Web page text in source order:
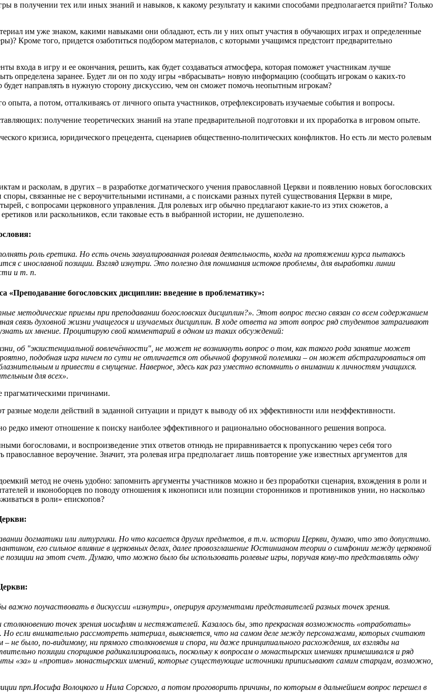
в получении тех или иных знаний и навыков, к какому результату и какими способами предполагается прийти? Только
им уже знаком, какими навыками они обладают, есть ли у них опыт участия в обучающих играх и определенные
Кроме того, придется озаботиться подбором материалов, с которыми учащимся предстоит предварительно
входа в игру и ее окончания, решить, как будет создаваться атмосфера, которая поможет участникам лучше
определена заранее. Будет ли он по ходу игры «вбрасывать» новую информацию (сообщать игрокам о каких-то
направлять в нужную сторону дискуссию, чем он сможет помочь неопытным игрокам?
а потом, отталкиваясь от личного опыта участников, отрефлексировать изучаемые события и вопросы.
получение теоретических знаний на этапе предварительной подготовки и их проработка в игровом опыте.
кризиса, юридического прецедента, сценариев общественно-политических конфликтов. Но есть ли место ролевым
и расколам, в других – в разработке догматического учения православной Церкви и появлению новых богословских
связанные не с вероучительными истинами, а с поисками разных путей существования Церкви в мире,
с вопросами церковного управления. Для ролевых игр обычно предлагают какие-то из этих сюжетов, а
или раскольников, если таковые есть в выбранной истории, не душеполезно.
роль еретика. Но есть очень завуалированная ролевая деятельность, когда на протяжении курса пытаюсь
с инославной позиции. Взгляд изнутри. Это полезно для понимания истоков проблемы, для выработки линии
и т. п.
«Преподавание богословских дисциплин: введение в проблематику»:
методические приемы при преподавании богословских дисциплин?». Этот вопрос тесно связан со всем содержанием
связь духовной жизни учащегося и изучаемых дисциплин. В ходе ответа на этот вопрос ряд студентов затрагивают
их мнение. Процитирую свой комментарий в одном из таких обсуждений:
об "экзистенциальной вовлечённости", не может не возникнуть вопрос о том, как такого рода занятие может
подобная игра ничем по сути не отличается от обычной форумной полемики – он может абстрагироваться от
и привести в смущение. Наверное, здесь как раз уместно вспомнить о внимании к личностям учащихся.
для всех».
прагматическими причинами.
разные модели действий в заданной ситуации и придут к выводу об их эффективности или неэффективности.
имеют отношение к поиску наиболее эффективного и рационально обоснованного решения вопроса.
богословами, и воспроизведение этих ответов отнюдь не приравнивается к пропусканию через себя того
вероучение. Значит, эта ролевая игра предполагает лишь повторение уже известных аргументов для
метод не очень удобно: запомнить аргументы участников можно и без проработки сценария, вхождения в роли и
и иконоборцев по поводу отношения к иконописи или позиции сторонников и противников унии, но насколько
в роли» епископов?
догматики или литургики. Но что касается других предметов, в т.ч. истории Церкви, думаю, что это допустимо.
его сильное влияние в церковных делах, далее провозглашение Юстинианом теории о симфонии между церковной
на этот счет. Думаю, что можно было бы использовать ролевые игры, поручая кому-то представлять одну
поучаствовать в дискуссии «изнутри», оперируя аргументами представителей разных точек зрения.
столкновению точек зрения иосифлян и нестяжателей. Казалось бы, это прекрасная возможность «отработать»
Но если внимательно рассмотреть материал, выясняется, что на самом деле между персонажами, которых считают
было, по-видимому, ни прямого столкновения и спора, ни даже принципиального расхождения, их взгляды на
позиции спорщиков радикализировались, поскольку к вопросам о монастырских имениях примешивался и ряд
«за» и «против» монастырских имений, которые существующие источники приписывают самим старцам, возможно,
прп.Иосифа Волоцкого и Нила Сорского, а потом проговорить причины, по которым в дальнейшем вопрос перешел в